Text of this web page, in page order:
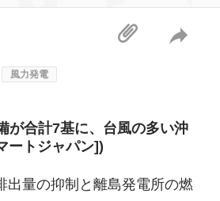
風力発電
が合計7基に、台風の多い沖
ートジャパン])
量の抑制と離島発電所の燃